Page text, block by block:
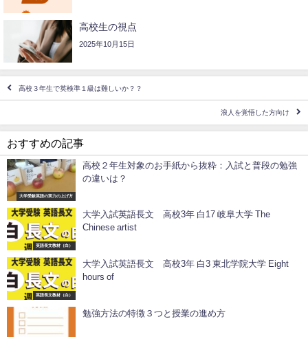
高校生の視点
2025年10月15日
高校３年生で英検準１級は難しいか？？
浪人を覚悟した方向け
おすすめの記事
大学受験英語の実力の上げ方
高校２年生対象のお手紙から抜粋：入試と普段の勉強
の違いは？
英語長文教材（白）
大学入試英語長文 高校3年 白17 岐阜大学 The
Chinese artist
英語長文教材（白）
大学入試英語長文 高校3年 白3 東北学院大学 Eight
hours of
勉強方法の特徴３つと授業の進め方